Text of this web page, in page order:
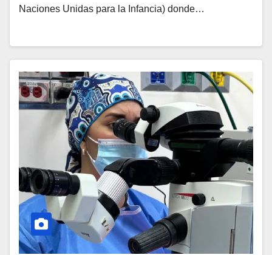
Naciones Unidas para la Infancia) donde…